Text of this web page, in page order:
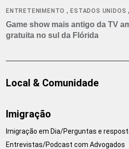
ENTRETENIMENTO ,ESTADOS UNIDOS
Game show mais antigo da TV
gratuita no sul da Flórida
Local & Comunidade
Imigração
Imigração em Dia/Perguntas e
Entrevistas/Podcast com Advogados